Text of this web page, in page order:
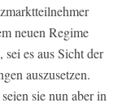
neuen Regime
es aus Sicht der
auszusetzen.
sie nun aber in